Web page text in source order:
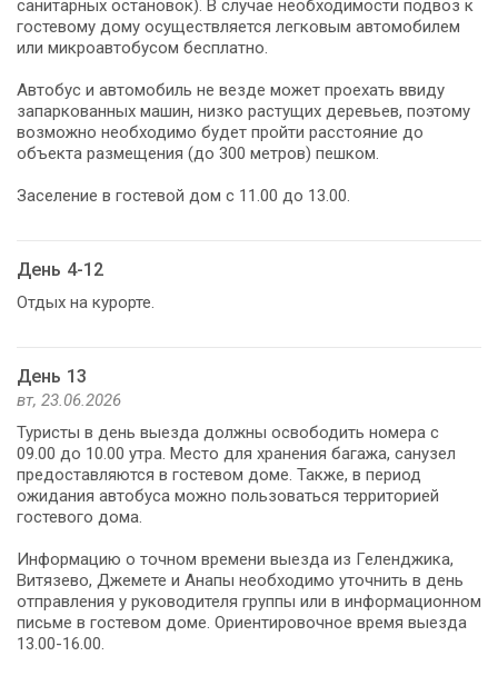
санитарных остановок). В случае необходимости подвоз к
гостевому дому осуществляется легковым автомобилем
или микроавтобусом бесплатно.
Автобус и автомобиль не везде может проехать ввиду
запаркованных машин, низко растущих деревьев, поэтому
возможно необходимо будет пройти расстояние до
объекта размещения (до 300 метров) пешком.
Заселение в гостевой дом с 11.00 до 13.00.
День 4-12
Отдых на курорте.
День 13
вт, 23.06.2026
Туристы в день выезда должны освободить номера с
09.00 до 10.00 утра. Место для хранения багажа, санузел
предоставляются в гостевом доме. Также, в период
ожидания автобуса можно пользоваться территорией
гостевого дома.
Информацию о точном времени выезда из Геленджика,
Витязево, Джемете и Анапы необходимо уточнить в день
отправления у руководителя группы или в информационном
письме в гостевом доме. Ориентировочное время выезда
13.00-16.00.